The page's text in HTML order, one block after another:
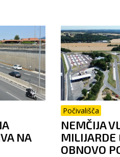
NA
Počivališča
NEMČIJA
MILIJARDE
OBNOVO